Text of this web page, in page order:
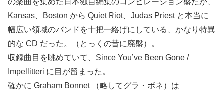
Kansas、Boston から Quiet Riot、Judas Priest と本当に
幅広い領域のバンドを十把一絡げにしている、かなり特異
的な CD だった。（とっくの昔に廃盤）。
収録曲目を眺めていて、Since You’ve Been Gone /
Impellitteri に目が留まった。
確かに Graham Bonnet （略してグラ・ボネ）は